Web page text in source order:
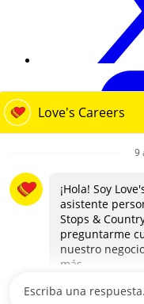
loves.com
Términos y
Contáctanos
EEO
Conoce tus